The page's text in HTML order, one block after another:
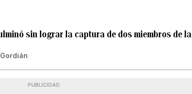
sin lograr la captura de dos miembros de la
PUBLICIDAD